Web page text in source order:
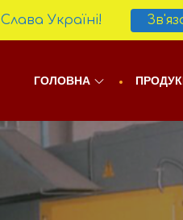
ГОЛОВНА
Слава Україні!